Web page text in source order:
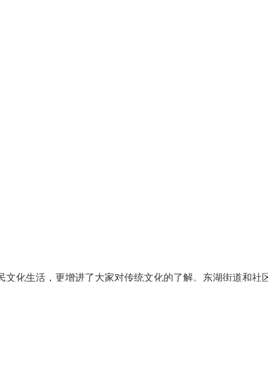
文化生活，更增进了大家对传统文化的了解。东湖街道和社